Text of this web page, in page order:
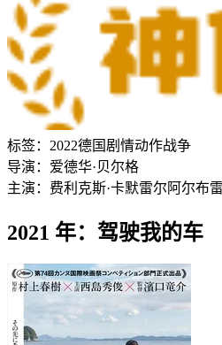
标签： 2022德国 剧情动作战争
导演： 爱德华·贝尔格
主演： 费利克斯·卡默雷尔 阿尔布
2021 年：驾驶我的车